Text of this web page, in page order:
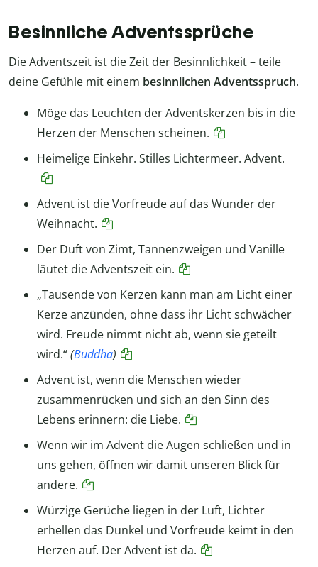
Besinnliche Adventssprüche
Die Adventszeit ist die Zeit der Besinnlichkeit – teile
deine Gefühle mit einem besinnlichen Adventsspruch.
Möge das Leuchten der Adventskerzen bis in die
Herzen der Menschen scheinen.
Heimelige Einkehr. Stilles Lichtermeer. Advent.
Advent ist die Vorfreude auf das Wunder der
Weihnacht.
Der Duft von Zimt, Tannenzweigen und Vanille
läutet die Adventszeit ein.
„Tausende von Kerzen kann man am Licht einer
Kerze anzünden, ohne dass ihr Licht schwächer
wird. Freude nimmt nicht ab, wenn sie geteilt
wird.“(Buddha)
Advent ist, wenn die Menschen wieder
zusammenrücken und sich an den Sinn des
Lebens erinnern: die Liebe.
Wenn wir im Advent die Augen schließen und in
uns gehen, öffnen wir damit unseren Blick für
andere.
Würzige Gerüche liegen in der Luft, Lichter
erhellen das Dunkel und Vorfreude keimt in den
Herzen auf. Der Advent ist da.